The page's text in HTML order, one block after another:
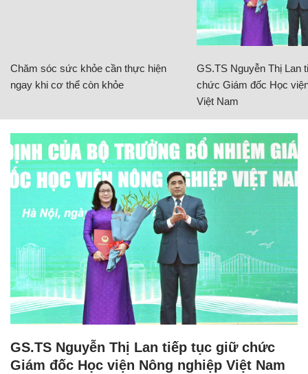
Chăm sóc sức khỏe cần thực hiện
ngay khi cơ thể còn khỏe
GS.TS Nguyễn Thị Lan
chức Giám đốc Học
Việt Nam
GS.TS Nguyễn Thị Lan tiếp tục giữ chức
Giám đốc Học viện Nông nghiệp Việt Nam